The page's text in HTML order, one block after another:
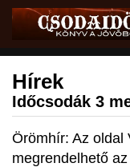
Hírek
Időcsodák 3
Örömhír: Az oldal
megrendelhető